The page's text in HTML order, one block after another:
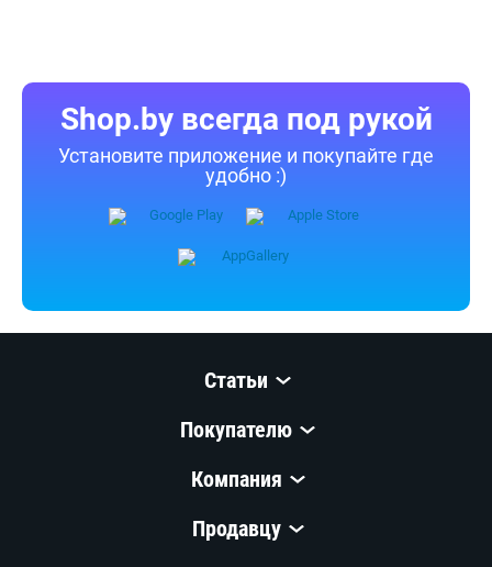
Shop.by всегда под рукой
Установите приложение и покупайте где
удобно :)
Статьи
Покупателю
Компания
Продавцу